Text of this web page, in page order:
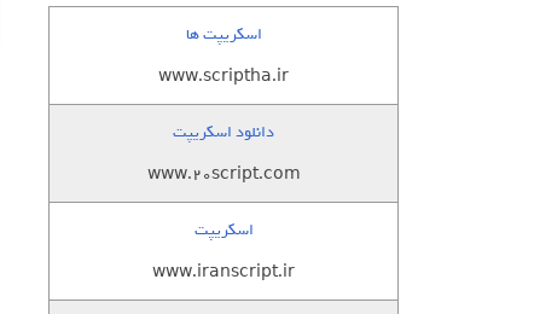
اسکریپت ها
www.scriptha.ir
دانلود اسکریپت
www.20script.com
اسکریپت
www.iranscript.ir